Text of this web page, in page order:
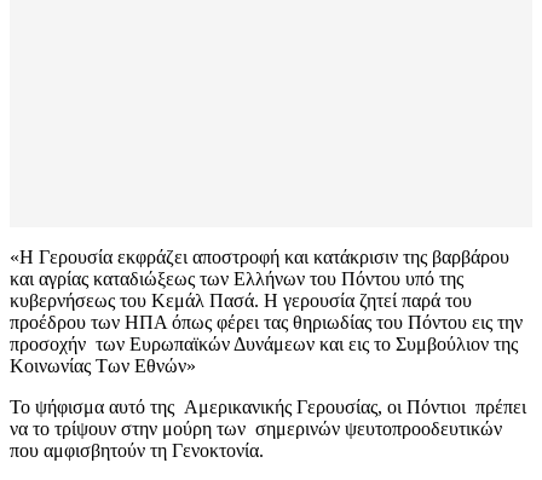
«Η Γερουσία εκφράζει αποστροφή και κατάκρισιν της βαρβάρου
και αγρίας καταδιώξεως των Ελλήνων του Πόντου υπό της
κυβερνήσεως του Κεμάλ Πασά. Η γερουσία ζητεί παρά του
προέδρου των ΗΠΑ όπως φέρει τας θηριωδίας του Πόντου εις την
προσοχήν των Ευρωπαϊκών Δυνάμεων και εις το Συμβούλιον της
Κοινωνίας Των Εθνών»
Το ψήφισμα αυτό της Αμερικανικής Γερουσίας, οι Πόντιοι πρέπει
να το τρίψουν στην μούρη των σημερινών ψευτοπροοδευτικών
που αμφισβητούν τη Γενοκτονία.